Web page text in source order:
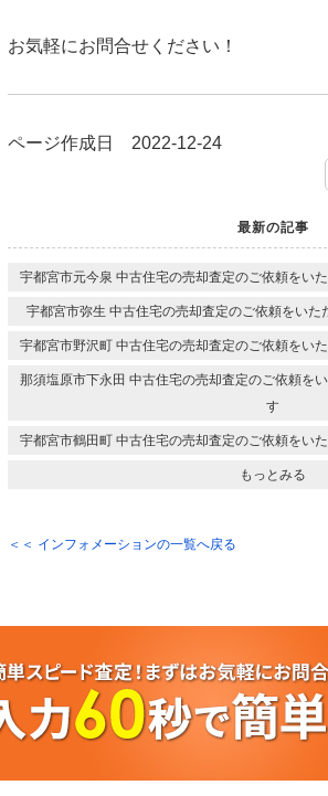
お気軽にお問合せください！
ページ作成日 2022-12-24
最新の記事
宇都宮市元今泉 中古住宅の売却査定のご依頼をい
宇都宮市弥生 中古住宅の売却査定のご依頼をい
宇都宮市野沢町 中古住宅の売却査定のご依頼をい
那須塩原市下永田 中古住宅の売却査定のご依頼を
す
宇都宮市鶴田町 中古住宅の売却査定のご依頼をい
もっとみる
＜＜ インフォメーションの一覧へ戻る